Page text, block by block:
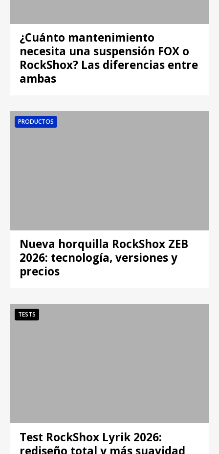
¿Cuánto mantenimiento
necesita una suspensión FOX o
RockShox? Las diferencias entre
ambas
PRODUCTOS
Nueva horquilla RockShox ZEB
2026: tecnología, versiones y
precios
TESTS
Test RockShox Lyrik 2026:
rediseño total y más suavidad